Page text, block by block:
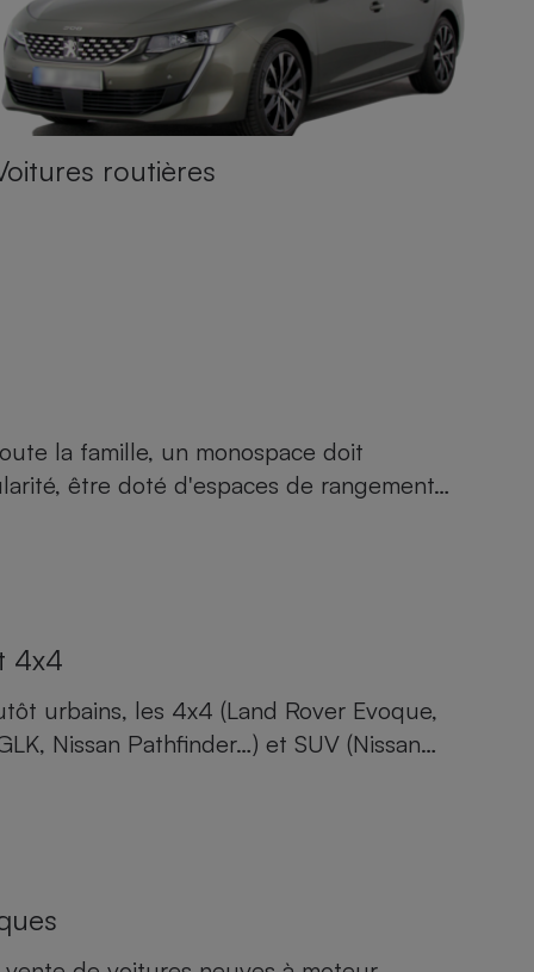
routières
la famille, un monospace doit
être doté d'espaces de rangement…
4x4
urbains, les 4x4 (Land Rover Evoque,
Nissan Pathfinder…) et SUV (Nissan…